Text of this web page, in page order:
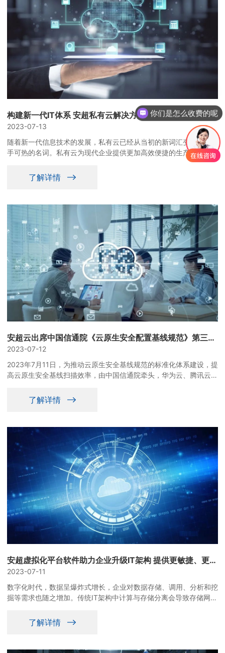
构建新一代IT体系 安超私有云解决方案加速助力用户业务上云
2023-07-13
随着新一代信息技术的发展，私有云已经从当初的新词汇变成现在炙
手可热的名词。私有云为现代企业提供更加高效便捷的生产体验。同
新时代的每一次变革一样，私有云也将悄然改变当代企业的运行与社
会生产的效率。
了解详情
安超云出席中国信通院《云原生安全配置基线规范》第三次标准研讨会
2023-07-12
2023年7月11日，为推动云原生安全基线规范的标准化体系建设，提
高云原生安全基线扫描效率，由中国信通院牵头，华为云、腾讯云、
规范》第三次标准研讨会成功召开。
了解详情
安超虚拟化平台软件助力企业升级IT架构 提供更敏捷、更高效的虚拟化服务
2023-07-11
数字化时代，数据呈爆炸式增长，企业对数据存储、调用、分析和挖
掘等需求也随之增加。传统IT架构中计算与存储分离会导致存储网络
了解详情
你们是怎么收费的呢